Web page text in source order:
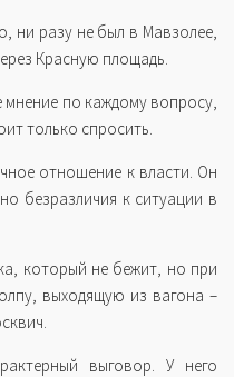
ни разу не был в Мавзолее,
Красную площадь.
мнение по каждому вопросу,
только спросить.
отношение к власти. Он
безразличия к ситуации в
который не бежит, но при
выходящую из вагона –
выговор. У него